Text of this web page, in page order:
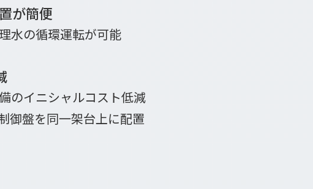
が簡便
水の循環運転が可能
のイニシャルコスト低減
御盤を同一架台上に配置